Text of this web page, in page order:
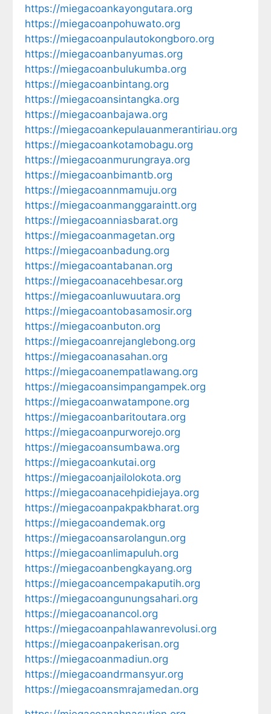
https://miegacoankayongutara.org
https://miegacoanpohuwato.org
https://miegacoanpulautokongboro.org
https://miegacoanbanyumas.org
https://miegacoanbulukumba.org
https://miegacoanbintang.org
https://miegacoansintangka.org
https://miegacoanbajawa.org
https://miegacoankepulauanmerantiriau.org
https://miegacoankotamobagu.org
https://miegacoanmurungraya.org
https://miegacoanbimantb.org
https://miegacoannmamuju.org
https://miegacoanmanggaraintt.org
https://miegacoanniasbarat.org
https://miegacoanmagetan.org
https://miegacoanbadung.org
https://miegacoantabanan.org
https://miegacoanacehbesar.org
https://miegacoanluwuutara.org
https://miegacoantobasamosir.org
https://miegacoanbuton.org
https://miegacoanrejanglebong.org
https://miegacoanasahan.org
https://miegacoanempatlawang.org
https://miegacoansimpangampek.org
https://miegacoanwatampone.org
https://miegacoanbaritoutara.org
https://miegacoanpurworejo.org
https://miegacoansumbawa.org
https://miegacoankutai.org
https://miegacoanjailolokota.org
https://miegacoanacehpidiejaya.org
https://miegacoanpakpakbharat.org
https://miegacoandemak.org
https://miegacoansarolangun.org
https://miegacoanlimapuluh.org
https://miegacoanbengkayang.org
https://miegacoancempakaputih.org
https://miegacoangunungsahari.org
https://miegacoanancol.org
https://miegacoanpahlawanrevolusi.org
https://miegacoanpakerisan.org
https://miegacoanmadiun.org
https://miegacoandrmansyur.org
https://miegacoansmrajamedan.org